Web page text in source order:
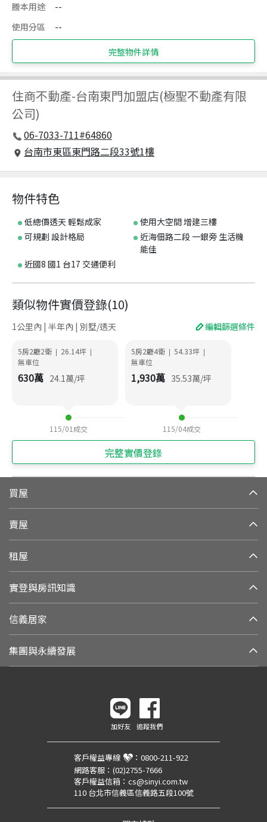
謄本用途
--
使用分區
--
完整物件詳情
住商不動產-台南東門加盟店(極聖不動產有限
公司)
06-7033-711#64860
台南市東區東門路二段33號1樓
物件特色
低總價透天 輕鬆成家
使用大空間 增建三樓
可規劃 設計格局
近海佃路二段 一銀旁 生活機
能佳
近國8 國1 台17 交通便利
類似物件實價登錄(10)
1公里內 | 半年內 | 別墅/透天 編輯篩選條件
5房2廳2衛 | 26.14坪 |
無車位
630萬 24.1萬/坪
115/01 成交
5房2廳4衛 | 54.33坪 |
無車位
1,930萬 35.53萬/坪
115/04成交
完整實價登錄
買屋
賣屋
租屋
實登與房訊知識
信義居家
集團與永續發展
加好友 追蹤我們
客戶權益專線 ： 0800-211-922
網路客服： (02)2755-7666
客戶權益信箱： cs@sinyi.com.tw
110 台北市信義區信義路五段100號